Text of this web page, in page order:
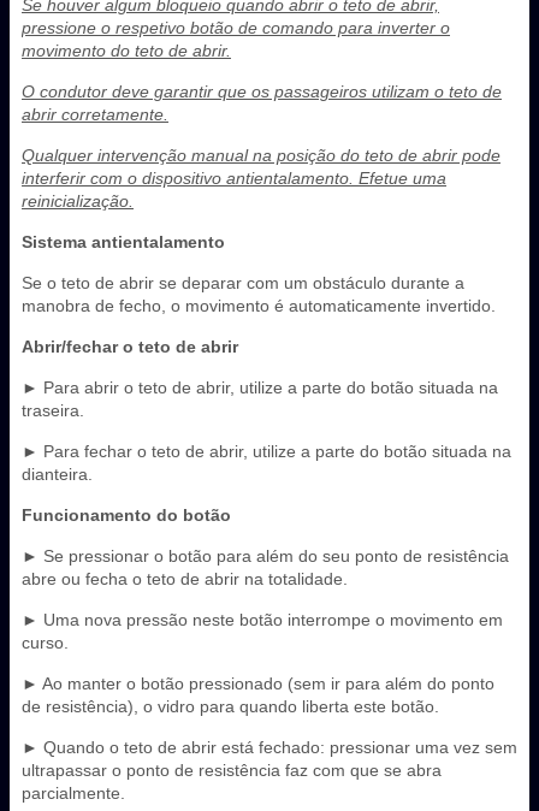
Se houver algum bloqueio quando abrir o teto de abrir,
pressione o respetivo botão de comando para inverter o
movimento do teto de abrir.
O condutor deve garantir que os passageiros utilizam o teto de
abrir corretamente.
Qualquer intervenção manual na posição do teto de abrir pode
interferir com o dispositivo antientalamento. Efetue uma
reinicialização.
Sistema antientalamento
Se o teto de abrir se deparar com um obstáculo durante a
manobra de fecho, o movimento é automaticamente invertido.
Abrir/fechar o teto de abrir
► Para abrir o teto de abrir, utilize a parte do botão situada na
traseira.
► Para fechar o teto de abrir, utilize a parte do botão situada na
dianteira.
Funcionamento do botão
► Se pressionar o botão para além do seu ponto de resistência
abre ou fecha o teto de abrir na totalidade.
► Uma nova pressão neste botão interrompe o movimento em
curso.
► Ao manter o botão pressionado (sem ir para além do ponto
de resistência), o vidro para quando liberta este botão.
► Quando o teto de abrir está fechado: pressionar uma vez sem
ultrapassar o ponto de resistência faz com que se abra
parcialmente.